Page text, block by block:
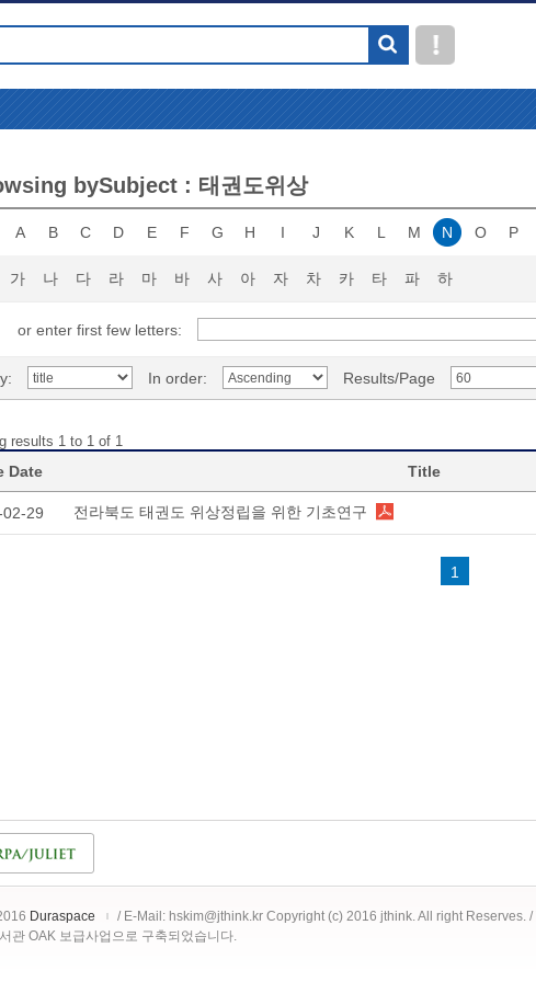
bySubject : 태권도위상
A B C D E F G H I J K L M N O P
가 나 다 라 마 바 사 아 자 차 카 타 파 하
or enter first few letters:
In order: Results/Page
results 1 to 1 of 1
Date Title
29 전라북도 태권도 위상정립을 위한 기초연구
1
Duraspace
/ E-Mail: hskim@jthink.kr Copyright (c) 2016 jthink. All right Reserves.
관 OAK 보급사업으로 구축되었습니다.